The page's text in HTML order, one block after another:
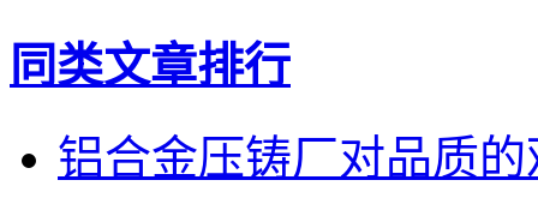
同类文章排行
铝合金压铸厂对品质的